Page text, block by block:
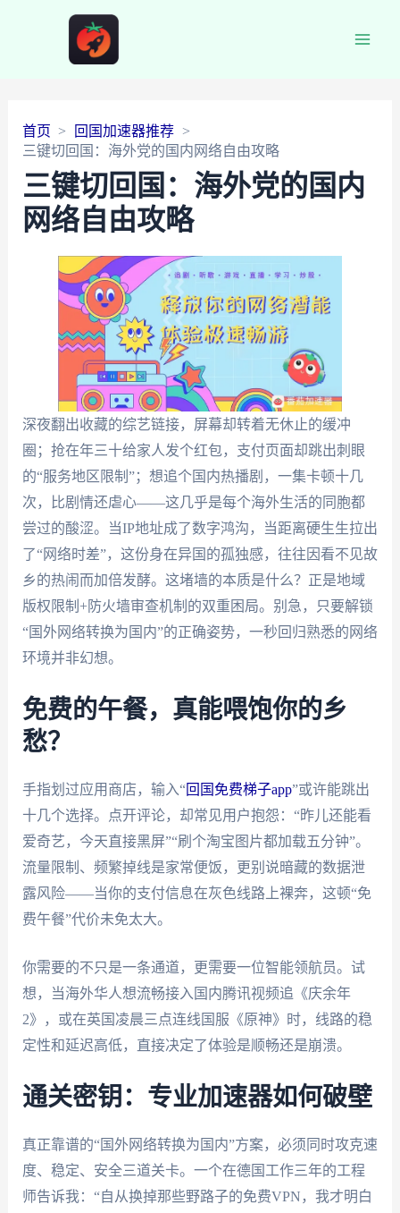
首页
回国加速器推荐
三键切回国：海外党的国内网络自由攻略
三键切回国：海外党的国内
网络自由攻略
深夜翻出收藏的综艺链接，屏幕却转着无休止的缓冲
圈；抢在年三十给家人发个红包，支付页面却跳出刺眼
的“服务地区限制”；想追个国内热播剧，一集卡顿十几
次，比剧情还虐心——这几乎是每个海外生活的同胞都
尝过的酸涩。当IP地址成了数字鸿沟，当距离硬生生拉出
了“网络时差”，这份身在异国的孤独感，往往因看不见故
乡的热闹而加倍发酵。这堵墙的本质是什么？正是地域
版权限制+防火墙审查机制的双重困局。别急，只要解锁
“国外网络转换为国内”的正确姿势，一秒回归熟悉的网络
环境并非幻想。
免费的午餐，真能喂饱你的乡
愁？
手指划过应用商店，输入“回国免费梯子app”或许能跳出
十几个选择。点开评论，却常见用户抱怨：“昨儿还能看
爱奇艺，今天直接黑屏”“刷个淘宝图片都加载五分钟”。
流量限制、频繁掉线是家常便饭，更别说暗藏的数据泄
露风险——当你的支付信息在灰色线路上裸奔，这顿“免
费午餐”代价未免太大。
你需要的不只是一条通道，更需要一位智能领航员。试
想，当海外华人想流畅接入国内腾讯视频追《庆余年
2》，或在英国凌晨三点连线国服《原神》时，线路的稳
定性和延迟高低，直接决定了体验是顺畅还是崩溃。
通关密钥：专业加速器如何破壁
真正靠谱的“国外网络转换为国内”方案，必须同时攻克速
度、稳定、安全三道关卡。一个在德国工作三年的工程
师告诉我：“自从换掉那些野路子的免费VPN，我才明白